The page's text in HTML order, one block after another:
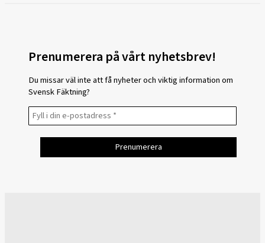
Prenumerera på vårt nyhetsbrev!
Du missar väl inte att få nyheter och viktig information om
Svensk Fäktning?